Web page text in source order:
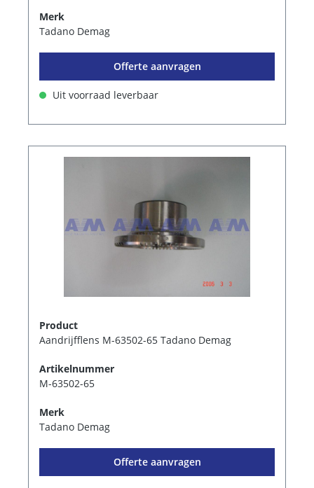
Merk
Tadano Demag
Offerte aanvragen
Uit voorraad leverbaar
Product
Aandrijfflens M-63502-65 Tadano Demag
Artikelnummer
M-63502-65
Merk
Tadano Demag
Offerte aanvragen